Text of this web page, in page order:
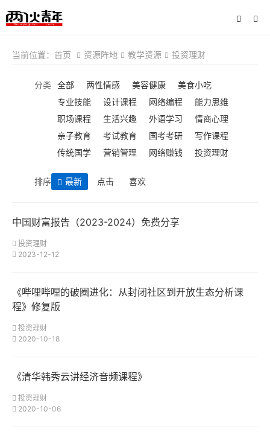
当前位置： 首页 资源阵地 教学资源 投资理财
分类 全部 两性情感 美容健康
美食小吃
专业技能
设计课程 网络编程
能力思维
职场课程
生活兴趣 外语学习
情商心理
亲子教育
考试教育 国考考研
写作课程
传统国学
营销管理 网络赚钱 投资理财
排序 最新 点击 喜欢
中国财富报告（2023-2024）免费分享
投资理财
2023-12-12
《哔哩哔哩的破圈进化：从封闭社区到开放生态分析课
程》修复版
投资理财
2020-10-18
《清华韩秀云讲经济音频课程》
投资理财
2020-10-06